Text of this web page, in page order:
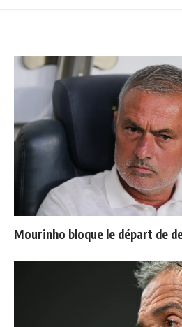
Mourinho bloque le départ de